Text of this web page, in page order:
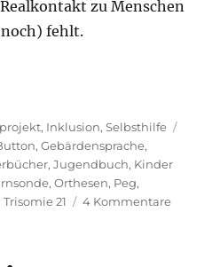
zu Menschen
fehlt.
wieder möglich!“
, Inklusion,Selbsthilfe
,Gebärdensprache,
,Jugendbuch, Kinder
,Orthesen, Peg,
,Trisomie 21 4 Kommentarezu